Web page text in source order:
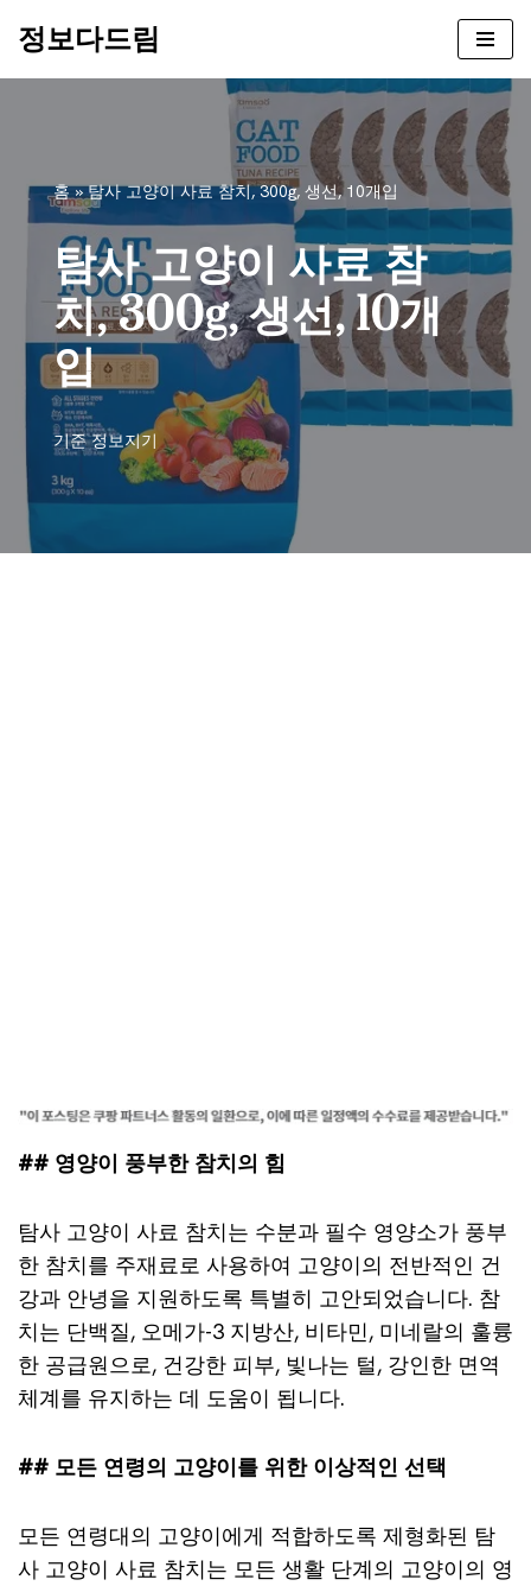
너
정보다드림
홈»탐사 고양이 사료 참치, 300g, 생선, 10개입
탐사 고양이 사료 참
치, 300g, 생선, 10개
입
기준정보지기
## 영양이 풍부한 참치의 힘
탐사 고양이 사료 참치는 수분과 필수 영양소가 풍부
한 참치를 주재료로 사용하여 고양이의 전반적인 건
강과 안녕을 지원하도록 특별히 고안되었습니다. 참
치는 단백질, 오메가-3 지방산, 비타민, 미네랄의 훌륭
한 공급원으로, 건강한 피부, 빛나는 털, 강인한 면역
체계를 유지하는 데 도움이 됩니다.
## 모든 연령의 고양이를 위한 이상적인 선택
모든 연령대의 고양이에게 적합하도록 제형화된 탐
사 고양이 사료 참치는 모든 생활 단계의 고양이의 영